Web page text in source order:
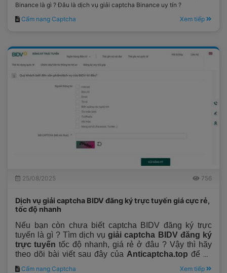
Binance là gì ? Đâu là dịch vụ giải captcha Binance uy tín ?
Cẩm nang Captcha
Xem tiếp
25/08/2025 756
Dịch vụ giải captcha BIDV đăng ký trực tuyến giá cực rẻ,
tốc độ nhanh
Nếu bạn còn chưa biết captcha BIDV đăng ký trực
tuyến là gì ? Tìm dịch vụ giải captcha BIDV đăng ký
trực tuyến tốc độ nhanh, giá rẻ ở đâu ? Vậy thì hãy
theo dõi bài viết sau đây của Anticaptcha.top để có
lời giải đáp.
Cẩm nang Captcha Xem tiếp